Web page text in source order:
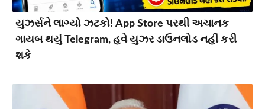
યુઝર્સને લાગ્યો ઝટકો! App Store પરથી અચાનક
ગાયબ થયું Telegram, હવે યુઝર ડાઉનલોડ નહીં કરી
શકે